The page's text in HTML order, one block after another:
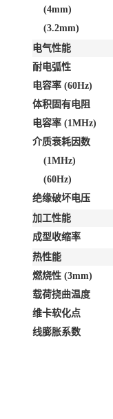
(4mm)
(3.2mm)
电气性能
耐电弧性
电容率 (60Hz)
体积固有电阻
电容率 (1MHz)
介质衰耗因数
(1MHz)
(60Hz)
绝缘破坏电压
加工性能
成型收缩率
热性能
燃烧性 (3mm)
载荷挠曲温度
维卡软化点
线膨胀系数